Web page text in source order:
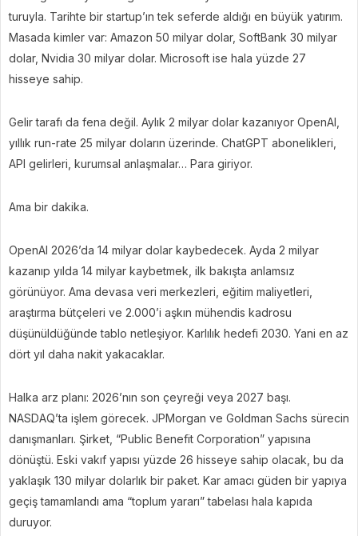
turuyla. Tarihte bir startup’ın tek seferde aldığı en büyük yatırım.
Masada kimler var: Amazon 50 milyar dolar, SoftBank 30 milyar
dolar, Nvidia 30 milyar dolar. Microsoft ise hala yüzde 27
hisseye sahip.
Gelir tarafı da fena değil. Aylık 2 milyar dolar kazanıyor OpenAI,
yıllık run-rate 25 milyar doların üzerinde. ChatGPT abonelikleri,
API gelirleri, kurumsal anlaşmalar… Para giriyor.
Ama bir dakika.
OpenAI 2026’da 14 milyar dolar kaybedecek. Ayda 2 milyar
kazanıp yılda 14 milyar kaybetmek, ilk bakışta anlamsız
görünüyor. Ama devasa veri merkezleri, eğitim maliyetleri,
araştırma bütçeleri ve 2.000’i aşkın mühendis kadrosu
düşünüldüğünde tablo netleşiyor. Karlılık hedefi 2030. Yani en az
dört yıl daha nakit yakacaklar.
Halka arz planı: 2026’nın son çeyreği veya 2027 başı.
NASDAQ’ta işlem görecek. JPMorgan ve Goldman Sachs sürecin
danışmanları. Şirket, “Public Benefit Corporation” yapısına
dönüştü. Eski vakıf yapısı yüzde 26 hisseye sahip olacak, bu da
yaklaşık 130 milyar dolarlık bir paket. Kar amacı güden bir yapıya
geçiş tamamlandı ama “toplum yararı” tabelası hala kapıda
duruyor.